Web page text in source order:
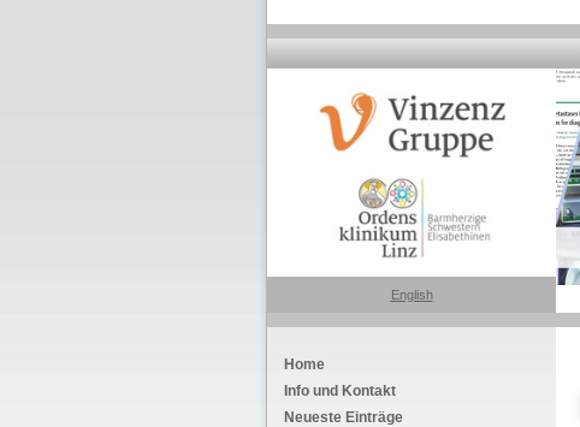
English
Home
Info und Kontakt
Neueste Einträge